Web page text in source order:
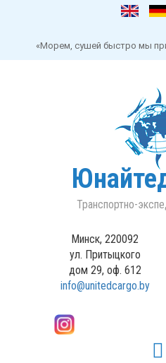
«Морем, сушей быстро мы
Транспортно-
Минск, 220092
ул. Притыцкого
дом 29, оф. 612
info@unitedcargo.by